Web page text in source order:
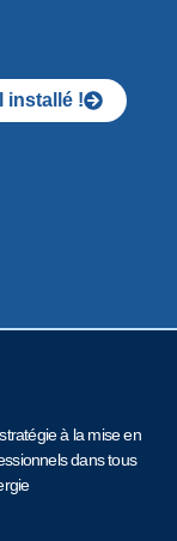
installé !
à la mise en
dans tous